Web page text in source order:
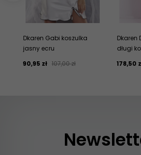
Dkaren Gabi koszulka
jasny ecru
90,95 zł 107,00 zł
Dkaren
długi
178,50